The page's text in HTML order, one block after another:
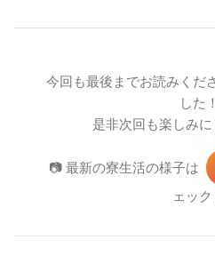
今回も最後までお読みくだ
した！
是非次回も楽しみに
📷 最新の寮生活の様子は
ェック